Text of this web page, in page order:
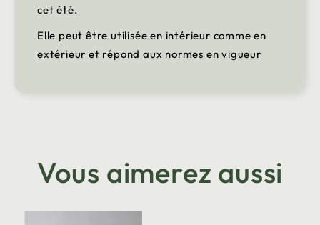
cet été.
Elle peut être utilisée en intérieur comme en
extérieur et répond aux normes en vigueur
Vous aimerez aussi